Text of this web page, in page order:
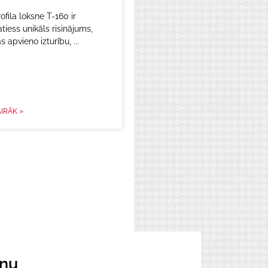
loksne T-160 ir
unikāls risinājums,
apvieno izturību,
»